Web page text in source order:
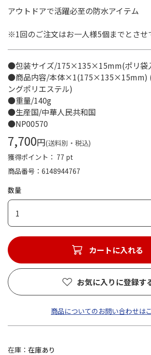
アウトドアで活躍必至の防水アイテム
※1回のご注文はお一人様5個までとさせ
●包装サイズ/175×135×15mm(ポリ
●商品内容/本体×1(175×135×15mm) (
ングポリエステル)
●重量/140g
●生産国/中華人民共和国
●NP00570
7,700円(送料別・税込)
獲得ポイント： 77 pt
商品番号
6148944767
数量
1
カートに入れる
お気に入りに登録す
商品についてのお問い合わせは
在庫
在庫あり